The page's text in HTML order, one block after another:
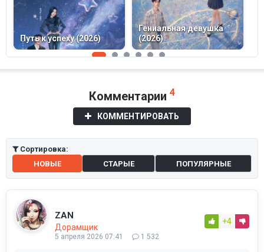
Путь к успеху (2026)
Гениальная девушка
(2026)
Комментарии 4
КОММЕНТИРОВАТЬ
Сортировка:
НОВЫЕ
СТАРЫЕ ПОПУЛЯРНЫЕ
ZAN
Дорамщик
5 апреля 2026 07:41 1 532
+4